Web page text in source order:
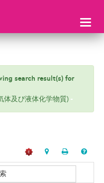
search result(s) for
体及び液体化学物質)